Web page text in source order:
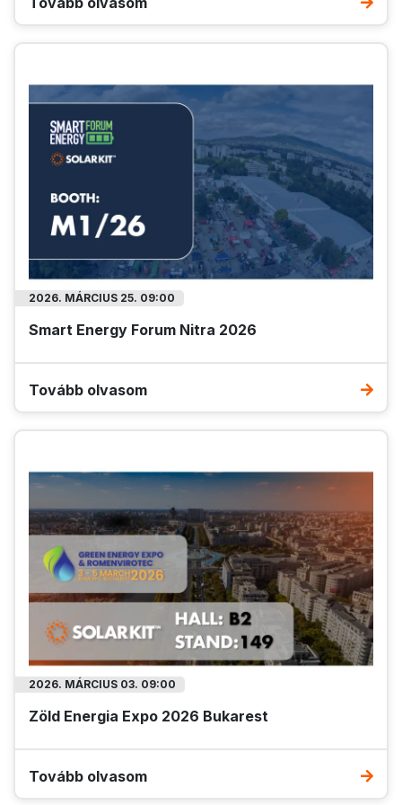
2026. MÁRCIUS 25. 09:00
Smart Energy Forum Nitra 2026
Tovább olvasom
2026. MÁRCIUS 03. 09:00
Zöld Energia Expo 2026 Bukarest
Tovább olvasom